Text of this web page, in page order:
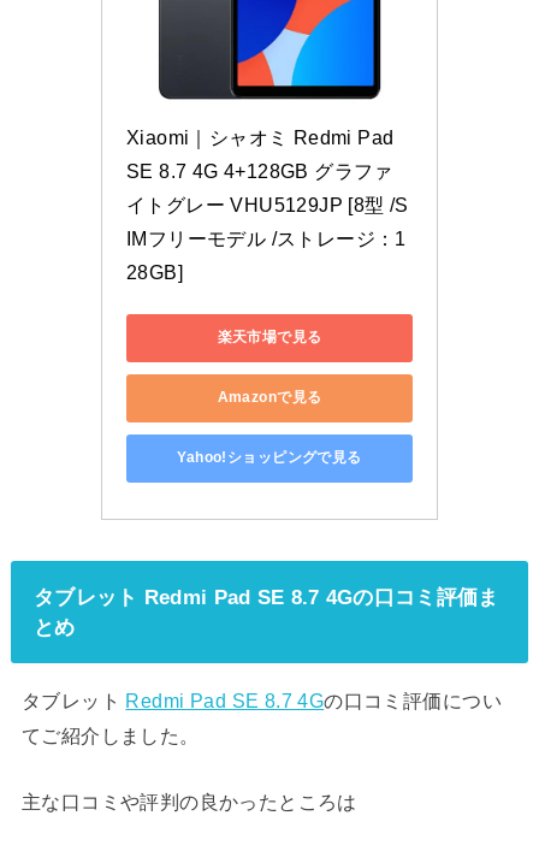
Xiaomi｜シャオミ Redmi Pad
SE 8.7 4G 4+128GB グラファ
イトグレー VHU5129JP [8型 /S
IMフリーモデル /ストレージ：1
28GB]
楽天市場で見る
Amazonで見る
Yahoo!ショッピングで見る
タブレット Redmi Pad SE 8.7 4Gの口コミ評価ま
とめ
タブレット Redmi Pad SE 8.7 4Gの口コミ評価につい
てご紹介しました。
主な口コミや評判の良かったところは